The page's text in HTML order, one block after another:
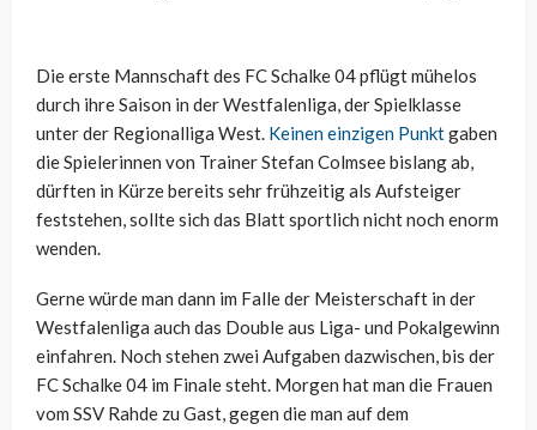
Die erste Mannschaft des FC Schalke 04 pflügt mühelos
durch ihre Saison in der Westfalenliga, der Spielklasse
unter der Regionalliga West. Keinen einzigen Punktgaben
die Spielerinnen von Trainer Stefan Colmsee bislang ab,
dürften in Kürze bereits sehr frühzeitig als Aufsteiger
feststehen, sollte sich das Blatt sportlich nicht noch enorm
wenden.
Gerne würde man dann im Falle der Meisterschaft in der
Westfalenliga auch das Double aus Liga- und Pokalgewinn
einfahren. Noch stehen zwei Aufgaben dazwischen, bis der
FC Schalke 04 im Finale steht. Morgen hat man die Frauen
vom SSV Rahde zu Gast, gegen die man auf dem